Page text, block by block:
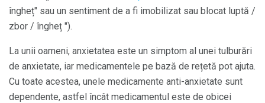
îngheț" sau un sentiment de a fi imobilizat sau blocat luptă /
zbor / îngheț ").
La unii oameni, anxietatea este un simptom al unei tulburări
de anxietate, iar medicamentele pe bază de rețetă pot ajuta.
Cu toate acestea, unele medicamente anti-anxietate sunt
dependente, astfel încât medicamentul este de obicei